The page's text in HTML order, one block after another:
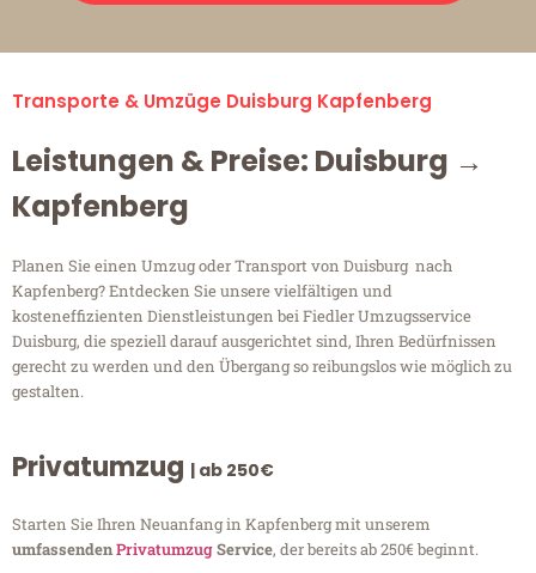
Transporte & Umzüge Duisburg Kapfenberg
Leistungen & Preise: Duisburg →
Kapfenberg
Planen Sie einen Umzug oder Transport von Duisburg nach
Kapfenberg? Entdecken Sie unsere vielfältigen und
kosteneffizienten Dienstleistungen bei Fiedler Umzugsservice
Duisburg, die speziell darauf ausgerichtet sind, Ihren Bedürfnissen
gerecht zu werden und den Übergang so reibungslos wie möglich zu
gestalten.
Privatumzug | ab 250€
Starten Sie Ihren Neuanfang in Kapfenberg mit unserem
umfassendenPrivatumzugService, der bereits ab 250€ beginnt.